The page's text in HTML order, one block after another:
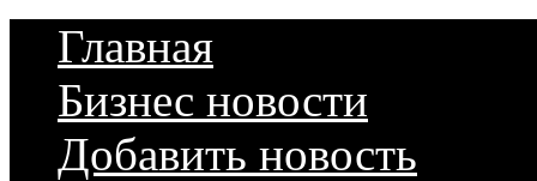
Главная
Бизнес новости
Добавить новость